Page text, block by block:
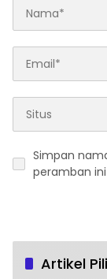
Simpan
peramban
Artikel